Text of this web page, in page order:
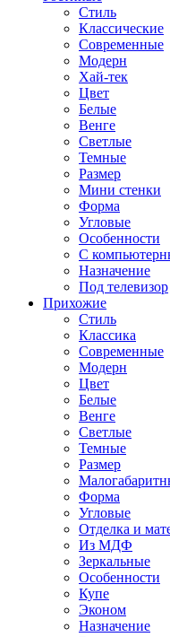
Стиль
Классические
Современные
Модерн
Хай-тек
Цвет
Белые
Венге
Светлые
Темные
Размер
Мини стенки
Форма
Угловые
Особенности
С
Назначение
Под телевизор
Прихожие
Стиль
Классика
Современные
Модерн
Цвет
Белые
Венге
Светлые
Темные
Размер
Форма
Угловые
Отделка и
Из МДФ
Зеркальные
Особенности
Купе
Эконом
Назначение